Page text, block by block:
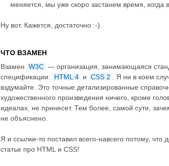
меняется, мы уже скоро застанем время, когда
Ну вот. Кажется, достаточно :-).
ЧТО ВЗАМЕН
Взамен W3C — организация, занимающаяся
спецификации:
HTML 4 и CSS 2 . Я ни в коем
вздумайте. Это точные детализированные
художественного произведения ничего, кроме
идеалах, не принесет. Тем более, самой сути,
не объяснено.
Я и ссылки-то поставил всего-навсего потому,
статье про HTML и CSS!